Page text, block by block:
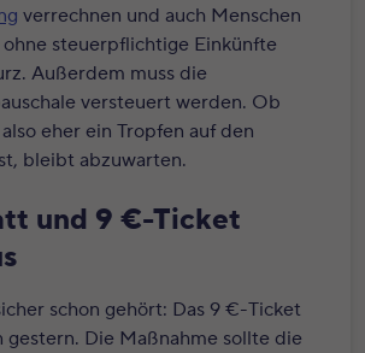
verrechnen und auch Menschen
steuerpflichtige Einkünfte
Außerdem muss die
versteuert werden. Ob
eher ein Tropfen auf den
bleibt abzuwarten.
und 9 €-Ticket
schon gehört: Das 9 €-Ticket
gestern. Die Maßnahme sollte die